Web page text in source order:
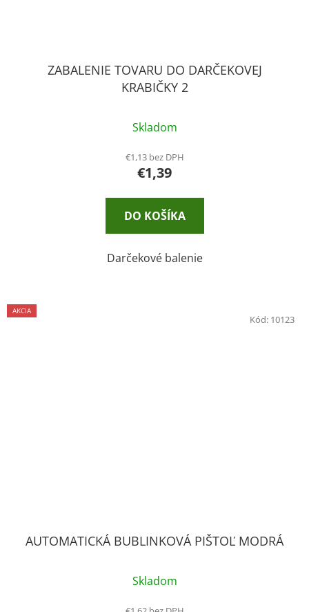
ZABALENIE TOVARU DO DARČEKOVEJ
KRABIČKY 2
Skladom
€1,13 bez DPH
€1,39
DO KOŠÍKA
Darčekové balenie
AKCIA
AUTOMATICKÁ BUBLINKOVÁ PIŠTOĽ MODRÁ
Skladom
Kód: 10123